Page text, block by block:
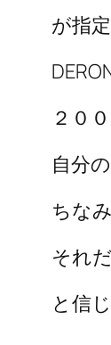
が指
２０
自分
ちな
それ
と信